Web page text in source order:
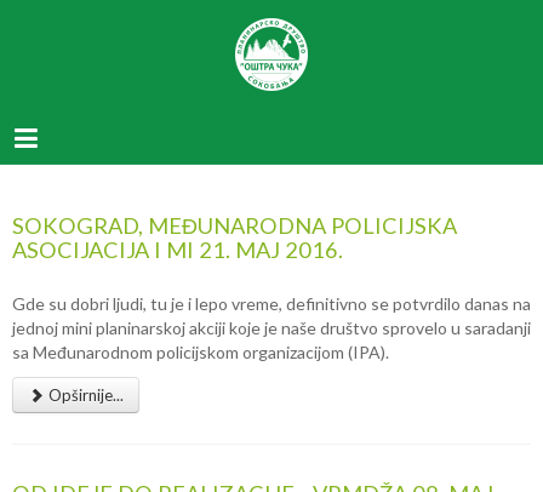
SOKOGRAD, MEĐUNARODNA POLICIJSKA
ASOCIJACIJA I MI 21. MAJ 2016.
Gde su dobri ljudi, tu je i lepo vreme, definitivno se potvrdilo danas na
jednoj mini planinarskoj akciji koje je naše društvo sprovelo u saradanji
sa Međunarodnom policijskom organizacijom (IPA).
Opširnije...